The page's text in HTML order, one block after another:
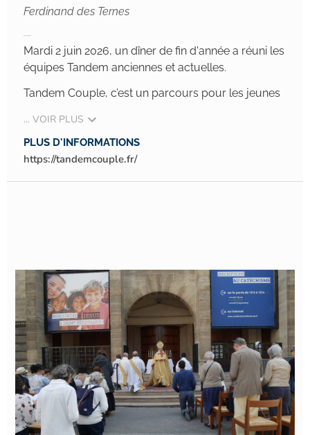
Ferdinand des Ternes
Mardi 2 juin 2026, un dîner de fin d'année a réuni les
équipes Tandem anciennes et actuelles.
Tandem Couple, c’est un parcours pour les jeunes
... VOIR PLUS
PLUS D'INFORMATIONS
https://tandemcouple.fr/